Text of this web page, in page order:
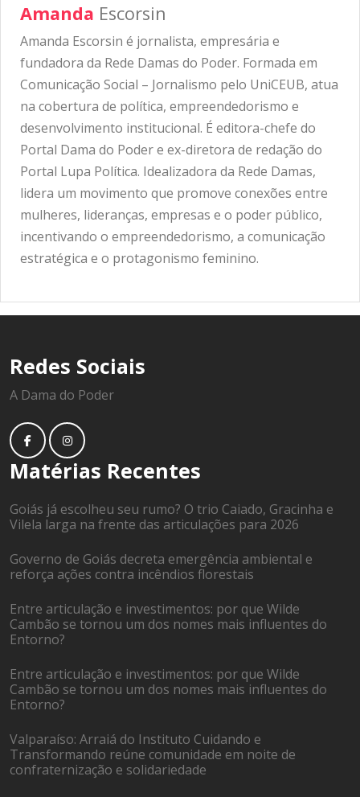
Amanda Escorsin
Amanda Escorsin é jornalista, empresária e
fundadora da Rede Damas do Poder. Formada em
Comunicação Social – Jornalismo pelo UniCEUB, atua
na cobertura de política, empreendedorismo e
desenvolvimento institucional. É editora-chefe do
Portal Dama do Poder e ex-diretora de redação do
Portal Lupa Política. Idealizadora da Rede Damas,
lidera um movimento que promove conexões entre
mulheres, lideranças, empresas e o poder público,
incentivando o empreendedorismo, a comunicação
estratégica e o protagonismo feminino.
Redes Sociais
A Dama do Poder
Matérias Recentes
Goiás já escolheu seu rumo? O trio Caiado, Gracinha e
Vilela larga na frente das articulações para 2026
Governo de Goiás decreta emergência ambiental e
reforça ações contra incêndios florestais
Entre articulação e investimentos: por que Wilde
Cambão se tornou um dos nomes mais influentes do
Entorno?
Entre articulação e investimentos: por que Wilde
Cambão se tornou um dos nomes mais influentes do
Entorno?
Valparaíso: Arraiá do Instituto Cuidando e
Transformando reúne comunidade em noite de
confraternização e solidariedade